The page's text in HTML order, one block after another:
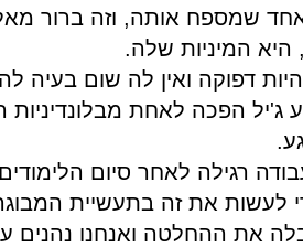
שמספח אותה, וזה ברור
המיניות שלה.
דפוקה ואין לה שום בעיה
ג'יל הפכה לאחת
רגילה לאחר סיום
לעשות את זה בתעשיית
את ההחלטה ואנחנו נהנים